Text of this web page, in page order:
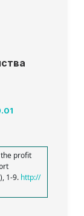
the profit
1-9. http://